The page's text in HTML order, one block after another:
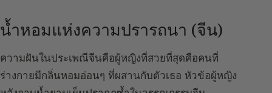
น้ำหอมแห่งความปรารถนา (จีน)
ความฝันในประเพณีจีนคือผู้หญิงที่สวยที่สุดคือคนที่
ร่างกายมีกลิ่นหอมอ่อนๆ ที่ผสานกับตัวเธอ หัวข้อผู้หญิง